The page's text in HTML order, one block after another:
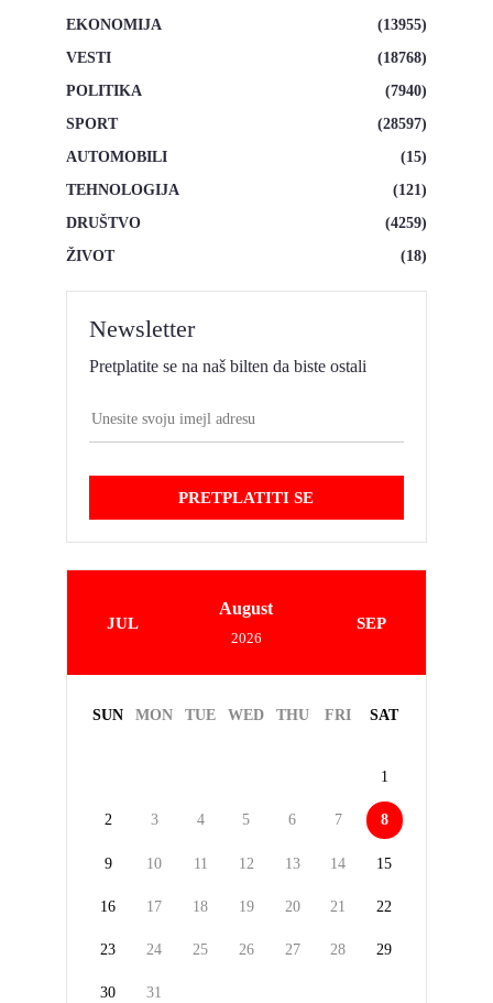
EKONOMIJA
(13955)
VESTI
(18768)
POLITIKA
(7940)
SPORT
(28597)
AUTOMOBILI
(15)
TEHNOLOGIJA
(121)
DRUŠTVO
(4259)
ŽIVOT
(18)
Newsletter
Pretplatite se na naš bilten da biste ostali
PRETPLATITI SE
JUL
August
2026
SEP
SUN MON TUE WED THU FRI SAT
1
2 3 4 5 6 7 8
9 10 11 12 13 14 15
16 17 18 19 20 21 22
23 24 25 26 27 28 29
30 31